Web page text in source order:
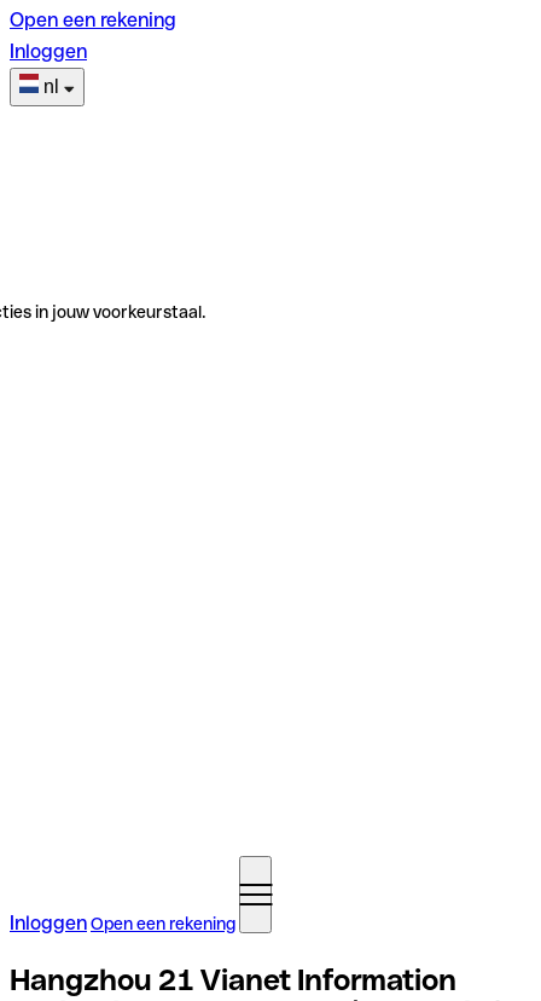
Open een rekening
Inloggen
nl
in jouw voorkeurstaal.
InloggenOpen een rekening
Hangzhou 21 Vianet Information